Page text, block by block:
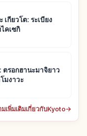
เกียวโต: ระเบียง
คเซกิ
ตรอกฮานะมาจิยาว
มงาวะ
เพิ่มเติมเกี่ยวกับKyoto→